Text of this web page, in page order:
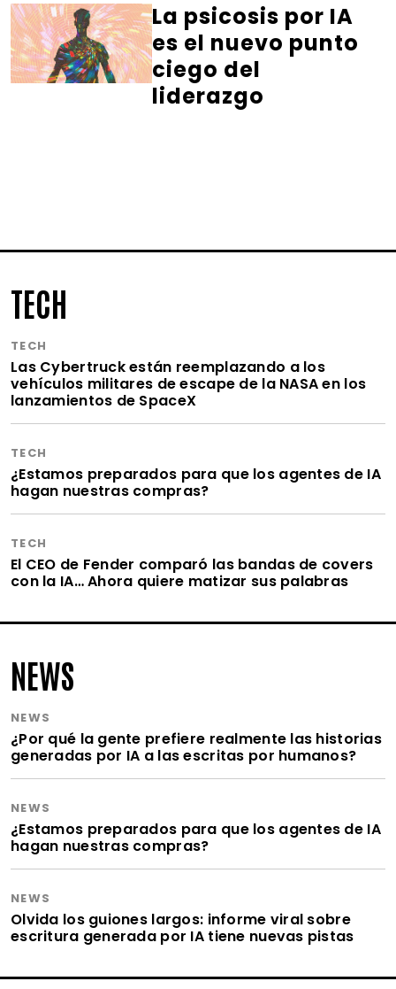
La psicosis por IA
es el nuevo punto
ciego del
liderazgo
TECH
TECH
Las Cybertruck están reemplazando a los
vehículos militares de escape de la NASA en los
lanzamientos de SpaceX
TECH
¿Estamos preparados para que los agentes de IA
hagan nuestras compras?
TECH
El CEO de Fender comparó las bandas de covers
con la IA… Ahora quiere matizar sus palabras
NEWS
NEWS
¿Por qué la gente prefiere realmente las historias
generadas por IA a las escritas por humanos?
NEWS
¿Estamos preparados para que los agentes de IA
hagan nuestras compras?
NEWS
Olvida los guiones largos: informe viral sobre
escritura generada por IA tiene nuevas pistas